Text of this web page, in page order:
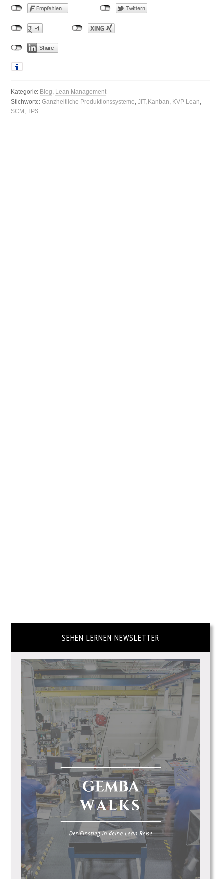
Kategorie: Blog, Lean Management
Stichworte:Ganzheitliche Produktionssysteme,JIT, Kanban, KVP, Lean,
SCM ,TPS
SEHEN LERNEN NEWSLETTER